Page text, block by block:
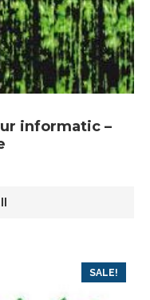
informatic –
SALE!